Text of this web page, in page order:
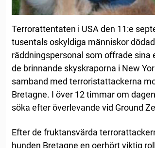
Terrorattentaten i USA den 11:e
tusentals oskyldiga människor
räddningspersonal som offrade
de brinnande skyskraporna i New
samband med terroristattackerna
Bretagne. I över 12 timmar om
söka efter överlevande vid Ground
Efter de fruktansvärda
hunden Bretagne en oerhört viktig